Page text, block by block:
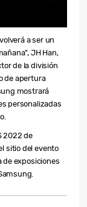
a ser un
JH Han,
de la división
de apertura
mostrará
personalizadas
2022 de
sitio del evento
de exposiciones